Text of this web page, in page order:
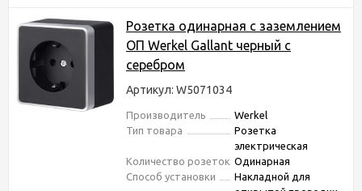
Розетка одинарная с заземлением
ОП Werkel Gallant черный с
серебром
Артикул: W5071034
Производитель
Werkel
Тип товара
Розетка
электрическая
Количество розеток Одинарная
Способ установки
Накладной для